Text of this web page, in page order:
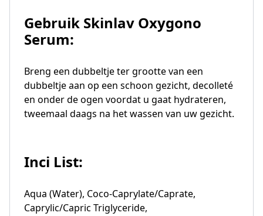
Gebruik Skinlav Oxygono
Serum:
Breng een dubbeltje ter grootte van een
dubbeltje aan op een schoon gezicht, decolleté
en onder de ogen voordat u gaat hydrateren,
tweemaal daags na het wassen van uw gezicht.
Inci List:
Aqua (Water), Coco-Caprylate/Caprate,
Caprylic/Capric Triglyceride,